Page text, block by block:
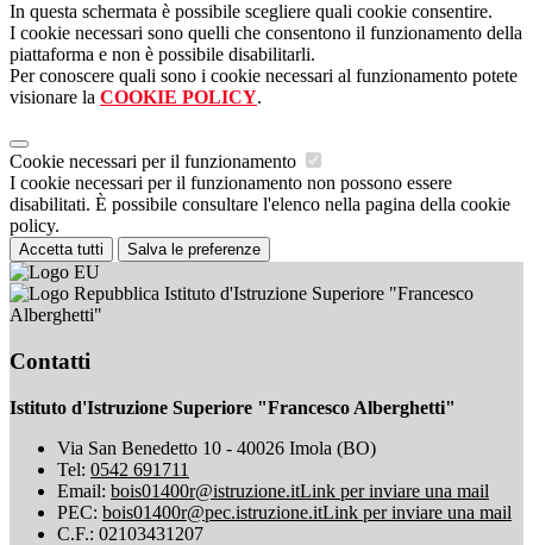
In questa schermata è possibile scegliere quali cookie consentire.
I cookie necessari sono quelli che consentono il funzionamento della
piattaforma e non è possibile disabilitarli.
Per conoscere quali sono i cookie necessari al funzionamento potete
visionare la COOKIE POLICY.
Cookie necessari per il funzionamento
I cookie necessari per il funzionamento non possono essere
disabilitati. È possibile consultare l'elenco nella pagina della cookie
policy.
Accetta tutti Salva le preferenze
Istituto d'Istruzione Superiore "Francesco
Alberghetti"
Contatti
Istituto d'Istruzione Superiore "Francesco Alberghetti"
Via San Benedetto 10 - 40026 Imola (BO)
Tel: 0542 691711
Email: bois01400r@istruzione.itLink per inviare una mail
PEC: bois01400r@pec.istruzione.itLink per inviare una mail
C.F.: 02103431207